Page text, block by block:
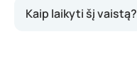
Kaip laikyti šį vaistą?